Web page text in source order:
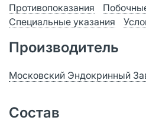
Противопоказания
Специальные указания
Производитель
Московский Эндокринный
Состав